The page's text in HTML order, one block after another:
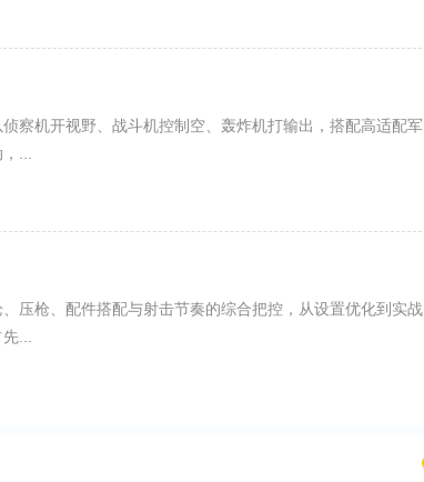
察机开视野、战斗机控制空、轰炸机打输出，搭配高适配军
...
压枪、配件搭配与射击节奏的综合把控，从设置优化到实战
...